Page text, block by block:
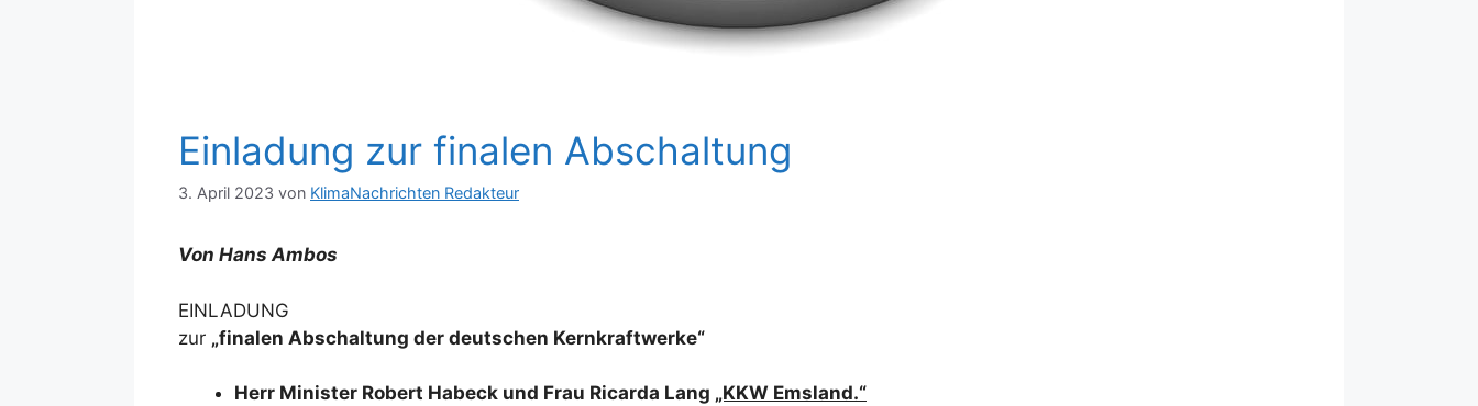
Einladung zur finalen Abschaltung
3. April 2023 von KlimaNachrichten Redakteur
Von Hans Ambos
EINLADUNG
zur „finalen Abschaltung der deutschen Kernkraftwerke“
Herr Minister Robert Habeck und Frau Ricarda Lang „KKW Emsland.“